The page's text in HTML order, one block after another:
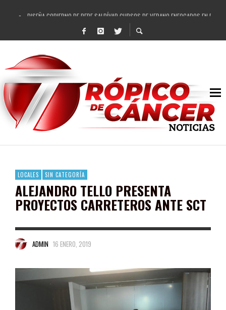
DISEÑA GOBIERNO DE PEPE SALDÍVAR CURSOS DE VERANO ENFOCADOS EN
REFRENDAN LOS 28 DELEGADOS Y 14 COMISARIADOS DE GUADALUPE APOYO A
FORTALECE GOBIERNO DE PEPE SALDÍVAR LA EDUCACIÓN EN LA ZACATECANA
GOBIERNO DE PEPE SALDÍVAR Y GRUPO FEMSA GENERAN MÁS DE 3 MIL EMPLEOS
CUARTA FERIA EXPO AGROPECUARIA TRAJO BENEFICIO DIRECTO A GUADALUPE:
RECONOCE PEPE SALDÍVAR A ARTISTA ZACATECANA VICTORIA HERNÁNDEZ
EGRESA GOBIERNO DE PEPE SALDÍVAR A 500 NUEVAS EMPRESARIAS
SON MUJERES GUADALUPENSES PRINCIPALES BENEFICIADAS DEL PROGRAMA
LOCALES SIN CATEGORÍA
ALEJANDRO TELLO PRESENTA
PROYECTOS CARRETEROS ANTE SCT
ADMIN 16 ENERO, 2019